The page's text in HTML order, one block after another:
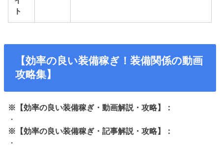
ト
【効率の良い装備稼ぎ！装備関係の動画
攻略集】
※【効率の良い装備稼ぎ・動画解説・攻略】：
・
※【効率の良い装備稼ぎ・記事解説・攻略】：
・